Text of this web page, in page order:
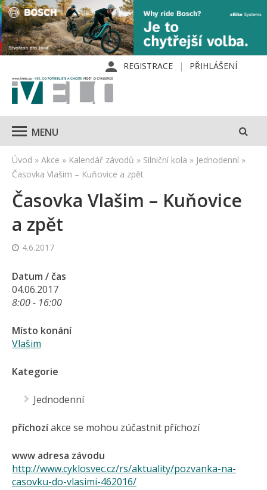
REGISTRACE PŘIHLÁŠENÍ
MENU
Úvod » Akce » Kalendář závodů » Silniční kola » Jednodenní »
Časovka Vlašim – Kuňovice a zpět
Časovka Vlašim – Kuňovice
a zpět
4.6.2017
Datum / čas
04.06.2017
8:00 - 16:00
Místo konání
Vlašim
Kategorie
Jednodenní
příchozíakce se mohou zúčastnit příchozí
www adresa závodu
http://www.cyklosvec.cz/rs/aktuality/pozvanka-na-
casovku-do-vlasimi-462016/